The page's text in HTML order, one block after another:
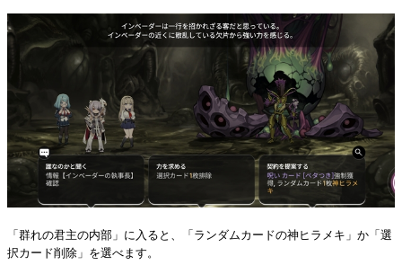
「群れの君主の内部」に入ると、「ランダムカードの神ヒラメキ」か「選
択カード削除」を選べます。